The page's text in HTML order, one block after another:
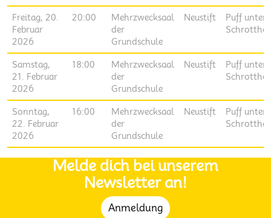
Freitag, 20.
Februar
2026
20:00
Mehrzwecksaal
der
Grundschule
Neustift
Puff
Samstag,
21. Februar
2026
18:00
Mehrzwecksaal
der
Grundschule
Neustift
Puff
Sonntag,
22. Februar
2026
16:00
Mehrzwecksaal
der
Grundschule
Neustift
Puff
Melde dich bei unserem
Newsletter an!
Anmeldung